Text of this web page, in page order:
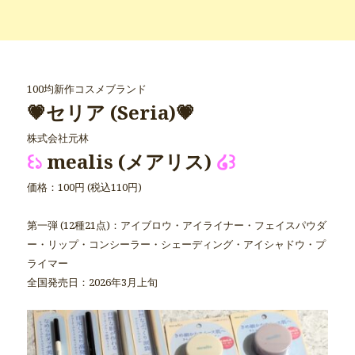
100均新作コスメブランド
💗セリア (Seria)💗
株式会社元林
꒰১ mealis (メアリス) ໒꒱
価格：100円 (税込110円)
第一弾 (12種21点)：アイブロウ・アイライナー・フェイスパウダ
ー・リップ・コンシーラー・シェーディング・アイシャドウ・プ
ライマー
全国発売日：2026年3月上旬